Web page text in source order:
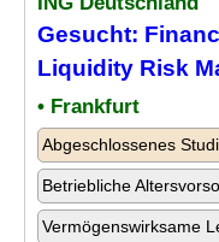
Gesucht:
Liquidity Risk
• Frankfurt
Abgeschlossenes
Betriebliche
Vermögenswirksame